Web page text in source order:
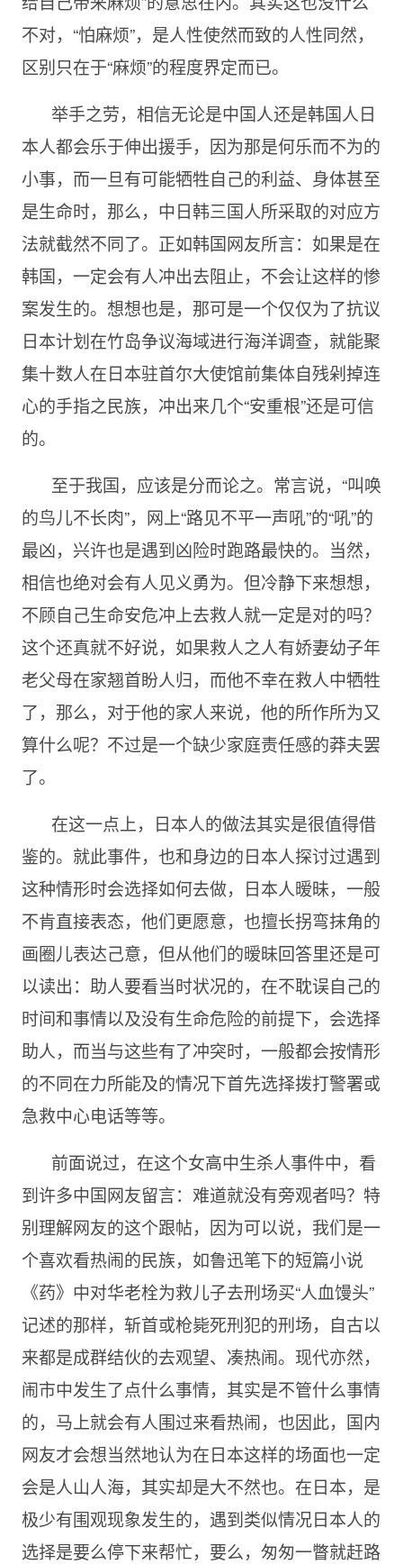
不对，“怕麻烦”，是人性使然而致的人性同然，
区别只在于“麻烦”的程度界定而已。
举手之劳，相信无论是中国人还是韩国人日
本人都会乐于伸出援手，因为那是何乐而不为的
小事，而一旦有可能牺牲自己的利益、身体甚至
是生命时，那么，中日韩三国人所采取的对应方
法就截然不同了。正如韩国网友所言：如果是在
韩国，一定会有人冲出去阻止，不会让这样的惨
案发生的。想想也是，那可是一个仅仅为了抗议
日本计划在竹岛争议海域进行海洋调查，就能聚
集十数人在日本驻首尔大使馆前集体自残剁掉连
心的手指之民族，冲出来几个“安重根”还是可信
的。
至于我国，应该是分而论之。常言说，“叫唤
的鸟儿不长肉”，网上“路见不平一声吼”的“吼”的
最凶，兴许也是遇到凶险时跑路最快的。当然，
相信也绝对会有人见义勇为。但冷静下来想想，
不顾自己生命安危冲上去救人就一定是对的吗？
这个还真就不好说，如果救人之人有娇妻幼子年
老父母在家翘首盼人归，而他不幸在救人中牺牲
了，那么，对于他的家人来说，他的所作所为又
算什么呢？不过是一个缺少家庭责任感的莽夫罢
了。
在这一点上，日本人的做法其实是很值得借
鉴的。就此事件，也和身边的日本人探讨过遇到
这种情形时会选择如何去做，日本人暧昧，一般
不肯直接表态，他们更愿意，也擅长拐弯抹角的
画圈儿表达己意，但从他们的暧昧回答里还是可
以读出：助人要看当时状况的，在不耽误自己的
时间和事情以及没有生命危险的前提下，会选择
助人，而当与这些有了冲突时，一般都会按情形
的不同在力所能及的情况下首先选择拨打警署或
急救中心电话等等。
前面说过，在这个女高中生杀人事件中，看
到许多中国网友留言：难道就没有旁观者吗？特
别理解网友的这个跟帖，因为可以说，我们是一
个喜欢看热闹的民族，如鲁迅笔下的短篇小说
《药》中对华老栓为救儿子去刑场买“人血馒头”
记述的那样，斩首或枪毙死刑犯的刑场，自古以
来都是成群结伙的去观望、凑热闹。现代亦然，
闹市中发生了点什么事情，其实是不管什么事情
的，马上就会有人围过来看热闹，也因此，国内
网友才会想当然地认为在日本这样的场面也一定
会是人山人海，其实却是大不然也。在日本，是
极少有围观现象发生的，遇到类似情况日本人的
选择是要么停下来帮忙，要么，匆匆一瞥就赶路